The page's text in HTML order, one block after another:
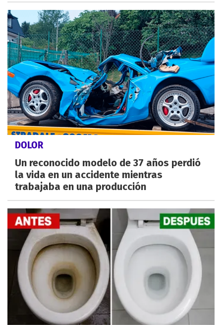
DOLOR
Un reconocido modelo de 37 años perdió
la vida en un accidente mientras
trabajaba en una producción